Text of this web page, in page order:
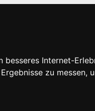
Internet-
zu